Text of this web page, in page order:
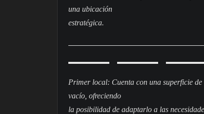
una ubicación
estratégica.
Primer local: Cuenta con una superficie de
vacío, ofreciendo
la posibilidad de adaptarlo a las